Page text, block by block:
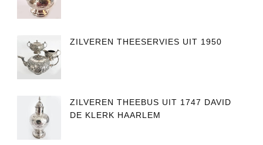
ZILVEREN THEESERVIES UIT 1950
ZILVEREN THEEBUS UIT 1747 DAVID
DE KLERK HAARLEM